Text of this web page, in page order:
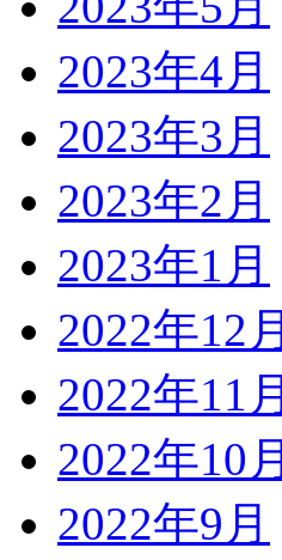
2023年4月
2023年3月
2023年2月
2023年1月
2022年12月
2022年11月
2022年10月
2022年9月